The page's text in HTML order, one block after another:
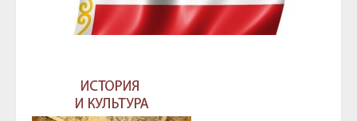
ГЛАВА И ПРАВИТЕЛЬСТВО ЧЕЧЕНСКОЙ
РЕСПУБЛИКИ